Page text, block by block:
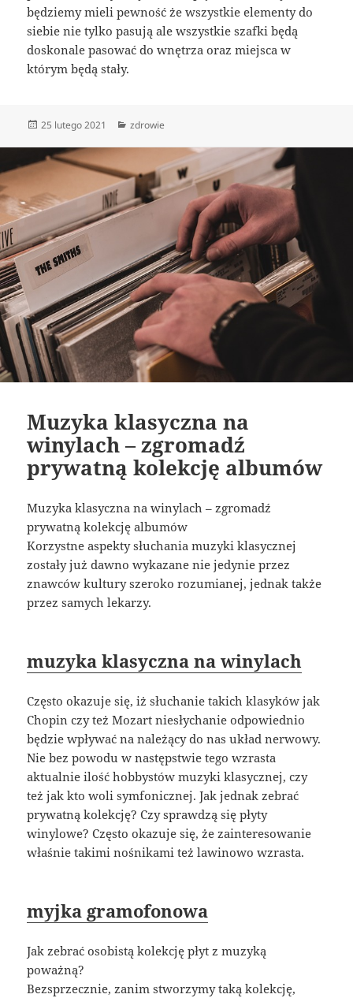
będziemy mieli pewność że wszystkie elementy do
siebie nie tylko pasują ale wszystkie szafki będą
doskonale pasować do wnętrza oraz miejsca w
którym będą stały.
Data
25 lutego 2021 Kategorie
zdrowie
Muzyka klasyczna na
winylach – zgromadź
prywatną kolekcję albumów
Muzyka klasyczna na winylach – zgromadź
prywatną kolekcję albumów
Korzystne aspekty słuchania muzyki klasycznej
zostały już dawno wykazane nie jedynie przez
znawców kultury szeroko rozumianej, jednak także
przez samych lekarzy.
muzyka klasyczna na winylach
Często okazuje się, iż słuchanie takich klasyków jak
Chopin czy też Mozart niesłychanie odpowiednio
będzie wpływać na należący do nas układ nerwowy.
Nie bez powodu w następstwie tego wzrasta
aktualnie ilość hobbystów muzyki klasycznej, czy
też jak kto woli symfonicznej. Jak jednak zebrać
prywatną kolekcję? Czy sprawdzą się płyty
winylowe? Często okazuje się, że zainteresowanie
właśnie takimi nośnikami też lawinowo wzrasta.
myjka gramofonowa
Jak zebrać osobistą kolekcję płyt z muzyką
poważną?
Bezsprzecznie, zanim stworzymy taką kolekcję,